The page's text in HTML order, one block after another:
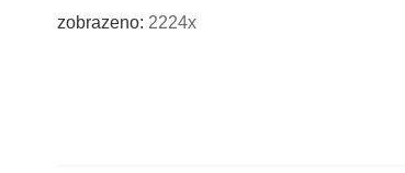
zobrazeno: 2224x